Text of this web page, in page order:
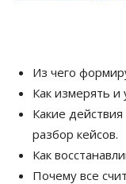
Из чего
Как измерять и
Какие
разбор кейсов.
Как
Почему все